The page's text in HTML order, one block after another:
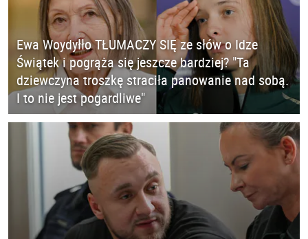
Ewa Woydyłło TŁUMACZY SIĘ ze słów o Idze
Świątek i pogrąża się jeszcze bardziej? "Ta
dziewczyna troszkę straciła panowanie nad sobą.
I to nie jest pogardliwe"